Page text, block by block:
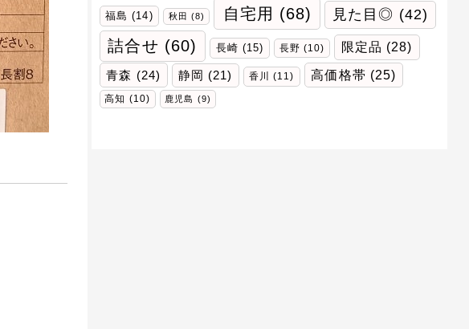
福島 (14) 秋田 (8) 自宅用 (68) 見た目◎ (42)
詰合せ (60) 長崎 (15) 長野 (10) 限定品 (28)
青森 (24) 静岡 (21) 香川 (11) 高価格帯 (25)
高知 (10) 鹿児島 (9)